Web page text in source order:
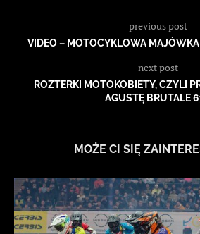
previous post
VIDEO – MOTOCYKLOWA
next post
ROZTERKI MOTOKOBIETY, CZYLI
AGUSTĘ BRUTALE
MOŻE CI SIĘ